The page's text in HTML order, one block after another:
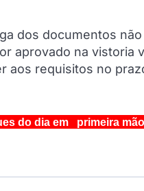
dos documentos
aprovado na vistoria
aos requisitos no
do dia em primeira mão